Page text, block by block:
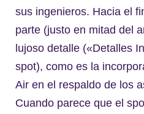
sus ingenieros. Hacia el
parte (justo en mitad del
lujoso detalle («Detalles
spot), como es la
Air en el respaldo de los
Cuando parece que el